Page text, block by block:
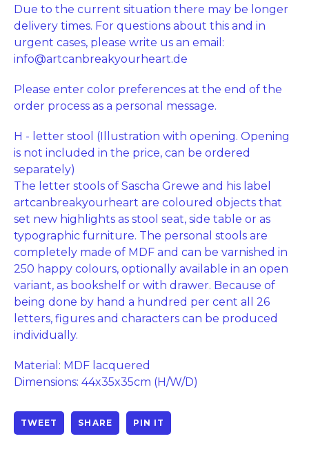
Due to the current situation there may be longer
delivery times. For questions about this and in
urgent cases, please write us an email:
info@artcanbreakyourheart.de
Please enter color preferences at the end of the
order process as a personal message.
H - letter stool (Illustration with opening. Opening
is not included in the price, can be ordered
separately)
The letter stools of Sascha Grewe and his label
artcanbreakyourheart are coloured objects that
set new highlights as stool seat, side table or as
typographic furniture. The personal stools are
completely made of MDF and can be varnished in
250 happy colours, optionally available in an open
variant, as bookshelf or with drawer. Because of
being done by hand a hundred per cent all 26
letters, figures and characters can be produced
individually.
Material: MDF lacquered
Dimensions: 44x35x35cm (H/W/D)
TWEET SHARE PIN IT